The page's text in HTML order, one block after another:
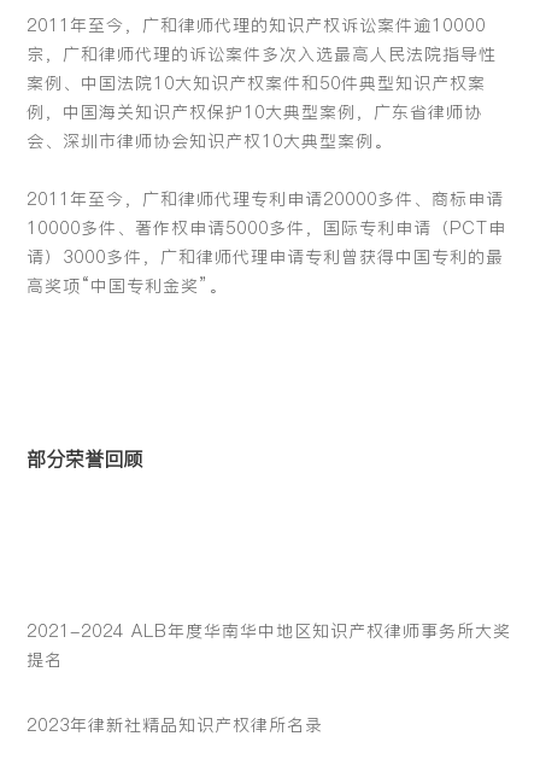
2011年至今，广和律师代理的知识产权诉讼案件逾10000
宗，广和律师代理的诉讼案件多次入选最高人民法院指导性
案例、中国法院10大知识产权案件和50件典型知识产权案
例，中国海关知识产权保护10大典型案例，广东省律师协
会、深圳市律师协会知识产权10大典型案例。
2011年至今，广和律师代理专利申请20000多件、商标申请
10000多件、著作权申请5000多件，国际专利申请（PCT申
请）3000多件，广和律师代理申请专利曾获得中国专利的最
高奖项“中国专利金奖”。
部分荣誉回顾
2021-2024 ALB年度华南华中地区知识产权律师事务所大奖
提名
2023年律新社精品知识产权律所名录